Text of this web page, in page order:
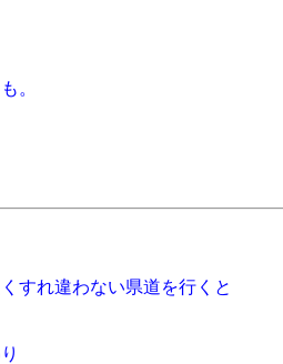
。
すれ違わない県道を行くと